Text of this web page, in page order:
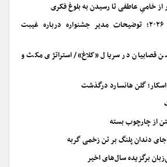
خامیِ عاطفی تا رسیدن به بلوغ فکری
فستیوال فیلم ونیز ۲۰۲۶؛ توضیحات مدیر جشنواره درباره غیبت
قصابیان در سریال «کلاغ»/ استراتژی مکث و
گلن هانسارد درگذشت
از چارچوب بسته
دندان پلنگ بر تن زخمی گربه